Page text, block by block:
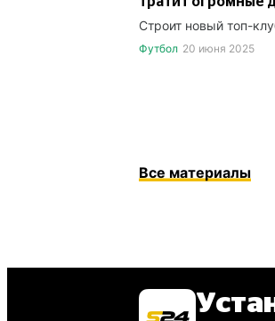
Строит новый топ-
Футбол 20 июня 2025
Все материалы